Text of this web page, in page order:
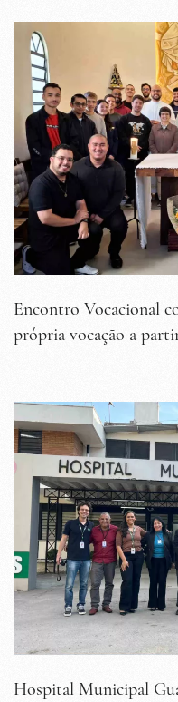
Encontro Vocacional
própria vocação a
Hospital Municipal